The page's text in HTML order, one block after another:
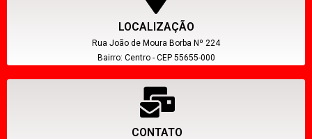
LOCALIZAÇÃO
Rua João de Moura Borba Nº 224
Bairro: Centro - CEP 55655-000
CONTATO